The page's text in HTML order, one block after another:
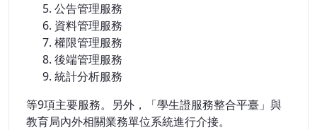
公告管理服務
資料管理服務
權限管理服務
後端管理服務
統計分析服務
等9項主要服務。另外，「學生證服務整合平臺」與
教育局內外相關業務單位系統進行介接。